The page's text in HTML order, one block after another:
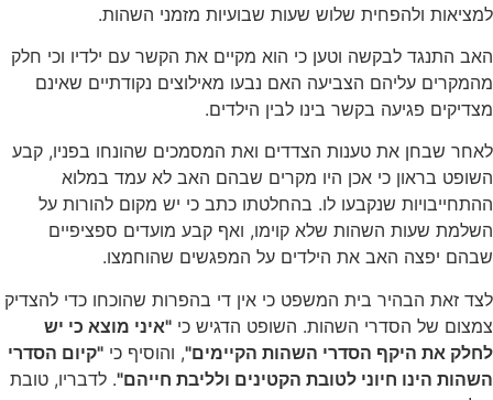
למציאות ולהפחית שלוש שעות שבועיות מזמני השהות.
האב התנגד לבקשה וטען כי הוא מקיים את הקשר עם ילדיו וכי חלק
מהמקרים עליהם הצביעה האם נבעו מאילוצים נקודתיים שאינם
מצדיקים פגיעה בקשר בינו לבין הילדים.
לאחר שבחן את טענות הצדדים ואת המסמכים שהונחו בפניו, קבע
השופט בראון כי אכן היו מקרים שבהם האב לא עמד במלוא
ההתחייבויות שנקבעו לו. בהחלטתו כתב כי יש מקום להורות על
השלמת שעות השהות שלא קוימו, ואף קבע מועדים ספציפיים
שבהם יפצה האב את הילדים על המפגשים שהוחמצו.
לצד זאת הבהיר בית המשפט כי אין די בהפרות שהוכחו כדי להצדיק
צמצום של הסדרי השהות. השופט הדגיש כי "איני מוצא כי יש
לחלק את היקף הסדרי השהות הקיימים", והוסיף כי "קיום הסדרי
השהות הינו חיוני לטובת הקטינים ולליבת חייהם". לדבריו, טובת